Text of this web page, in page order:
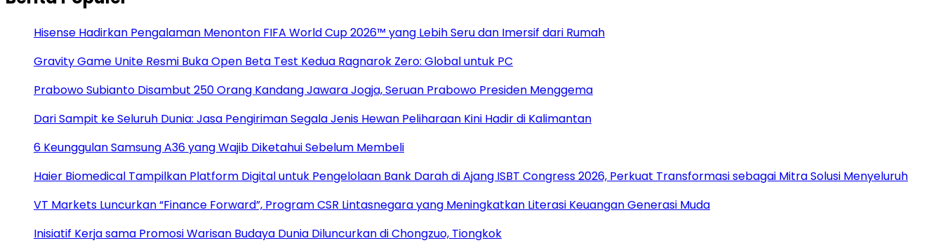
Hisense Hadirkan Pengalaman Menonton FIFA World Cup 2026™ yang Lebih Seru dan Imersif dari Rumah
Gravity Game Unite Resmi Buka Open Beta Test Kedua Ragnarok Zero: Global untuk PC
Prabowo Subianto Disambut 250 Orang Kandang Jawara Jogja, Seruan Prabowo Presiden Menggema
Dari Sampit ke Seluruh Dunia: Jasa Pengiriman Segala Jenis Hewan Peliharaan Kini Hadir di Kalimantan
6 Keunggulan Samsung A36 yang Wajib Diketahui Sebelum Membeli
Haier Biomedical Tampilkan Platform Digital untuk Pengelolaan Bank Darah di Ajang ISBT Congress 2026, Perkuat Transformasi sebagai Mitra Solusi Menyeluruh
VT Markets Luncurkan “Finance Forward”, Program CSR Lintasnegara yang Meningkatkan Literasi Keuangan Generasi Muda
Inisiatif Kerja sama Promosi Warisan Budaya Dunia Diluncurkan di Chongzuo, Tiongkok